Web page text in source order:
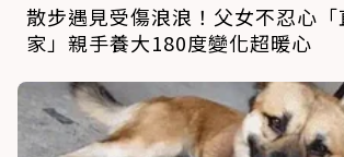
散步遇見受傷浪浪！父女不忍心
家」親手養大180度變化超暖心